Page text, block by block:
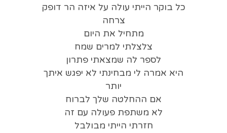
כל בוקר הייתי עולה על איזה הר דופק
צרחה
מתחיל את היום
צלצלתי למרים שמח
לספר לה שמצאתי פתרון
היא אמרה לי מבחינתי לא יפגש איתך
יותר
אם ההחלטה שלך לברוח
לא משתפת פעולה עם זה
חזרתי הייתי מבולבל